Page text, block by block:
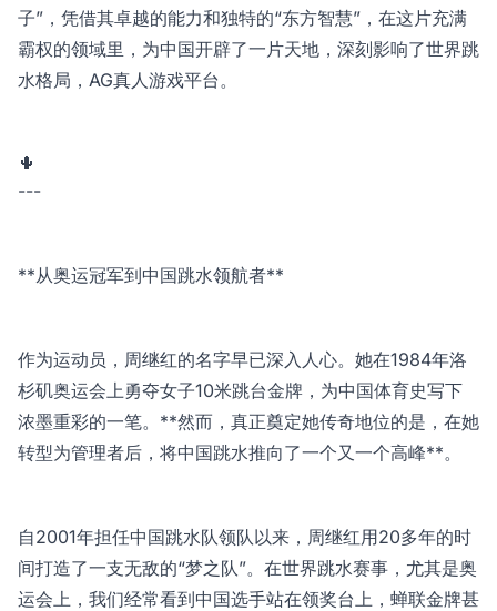
子”，凭借其卓越的能力和独特的“东方智慧”，在这片充满
霸权的领域里，为中国开辟了一片天地，深刻影响了世界跳
水格局， AG真人游戏平台 。
🌵
---
**从奥运冠军到中国跳水领航者**
作为运动员，周继红的名字早已深入人心。她在1984年洛
杉矶奥运会上勇夺女子10米跳台金牌，为中国体育史写下
浓墨重彩的一笔。**然而，真正奠定她传奇地位的是，在她
转型为管理者后，将中国跳水推向了一个又一个高峰**。
自2001年担任中国跳水队领队以来，周继红用20多年的时
间打造了一支无敌的“梦之队”。在世界跳水赛事，尤其是奥
运会上，我们经常看到中国选手站在领奖台上，蝉联金牌甚